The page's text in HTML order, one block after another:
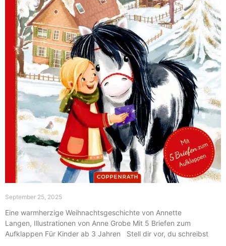
September 25, 2025
Eine warmherzige Weihnachtsgeschichte von Annette
Langen, Illustrationen von Anne Grobe Mit 5 Briefen zum
Aufklappen Für Kinder ab 3 Jahren Stell dir vor, du schreibst